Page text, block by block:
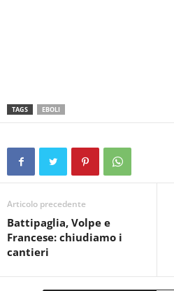
TAGS EBOLI
Articolo precedente
Battipaglia, Volpe e
Francese: chiudiamo i
cantieri